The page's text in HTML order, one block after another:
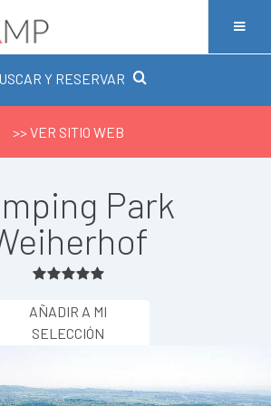
Y RESERVAR
>> VER SITIO WEB
Park
AÑADIR A MI
SELECCIÓN